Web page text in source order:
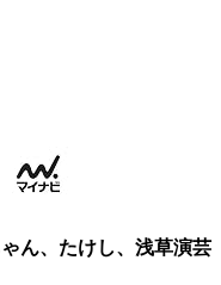
ん、たけし、浅草演芸